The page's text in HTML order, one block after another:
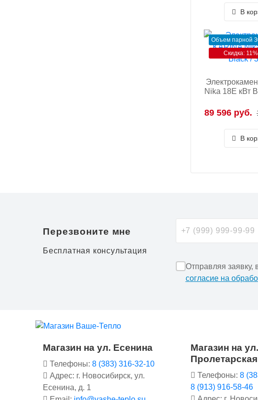
В
Объем парной
Скидка: 11%
Nika 18E кВт
89 596 руб.
В
Перезвоните мне
Бесплатная консультация
Отправляя заявку,
согласие на
Магазин на ул. Есенина
Телефоны: 8 (383) 316-32-10
Адрес: г. Новосибирск, ул.
Есенина, д. 1
Магазин на ул.
Пролетарская
Телефоны: 8
8 (913) 916-58-46